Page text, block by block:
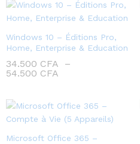
Windows 10 – Éditions Pro,
Home, Enterprise & Education
34.500 CFA
–
54.500 CFA
Microsoft Office 365 –